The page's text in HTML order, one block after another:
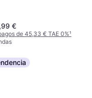
€
de 45,33 € TAE 0%¹